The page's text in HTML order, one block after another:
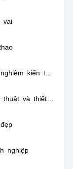
vai
nghiệp